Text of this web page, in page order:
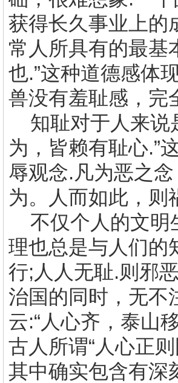
获得长久事业上的
常人所具有的最基
也.”这种道德感体
兽没有羞耻感，完
知耻对于人来说
为，皆赖有耻心.”
辱观念.凡为恶之
为。人而如此，则
不仅个人的文明
理也总是与人们的
行; 人人无耻.则邪
治国的同时，无不
云:“人心齐，泰山
古人所谓“人心正
其中确实包含有深